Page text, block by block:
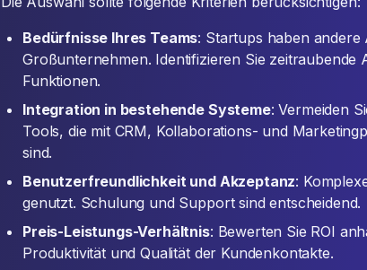
Bedürfnisse Ihres Teams: Startups haben
Großunternehmen. Identifizieren Sie zeitraubende
Funktionen.
Integration in bestehende Systeme: Vermeiden
Tools, die mit CRM, Kollaborations- und
sind.
Benutzerfreundlichkeit und Akzeptanz:
genutzt. Schulung und Support sind entscheidend.
Preis-Leistungs-Verhältnis: Bewerten Sie ROI
Produktivität und Qualität der Kundenkontakte.